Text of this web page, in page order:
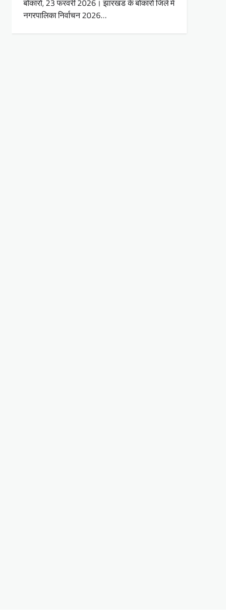
बोकारो, 23 फरवरी 2026। झारखंड के बोकारो जिले में
नगरपालिका निर्वाचन 2026…